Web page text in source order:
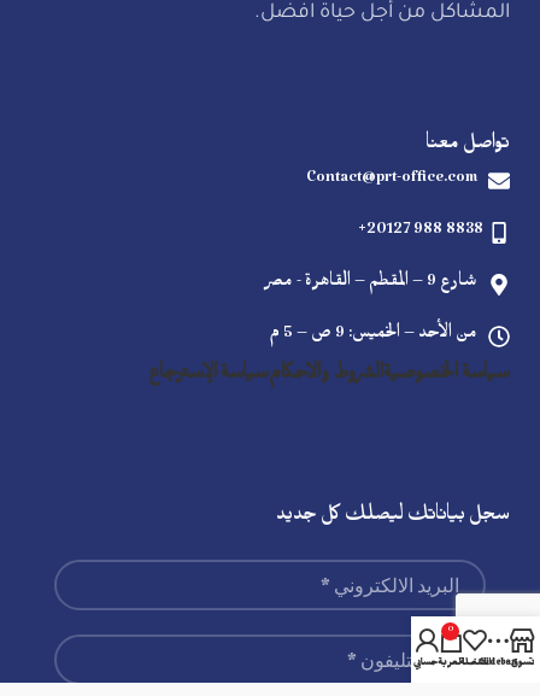
المشاكل من أجل حياة افضل.
تواصل معنا
Contact@prt-office.com
+20127 988 8838
شارع 9 – المقطم – القاهرة - مصر
من الأحد – الخميس: 9 ص – 5 م
سياسة الخصوصيةالشروط والاحكامسياسة الإسترجاع
سجل بياناتك ليصلك كل جديد
تسوقSidebarالمفضلة
0
العربةحسابي